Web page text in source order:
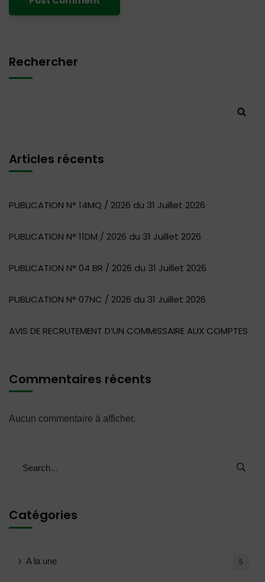
Rechercher
Articles récents
PUBLICATION N° 14MQ / 2026 du 31 Juillet 2026
PUBLICATION N° 11DM / 2026 du 31 Juillet 2026
PUBLICATION N° 04 BR / 2026 du 31 Juillet 2026
PUBLICATION N° 07NC / 2026 du 31 Juillet 2026
AVIS DE RECRUTEMENT D’UN COMMISSAIRE AUX COMPTES
Commentaires récents
Aucun commentaire à afficher.
Catégories
A la une 5